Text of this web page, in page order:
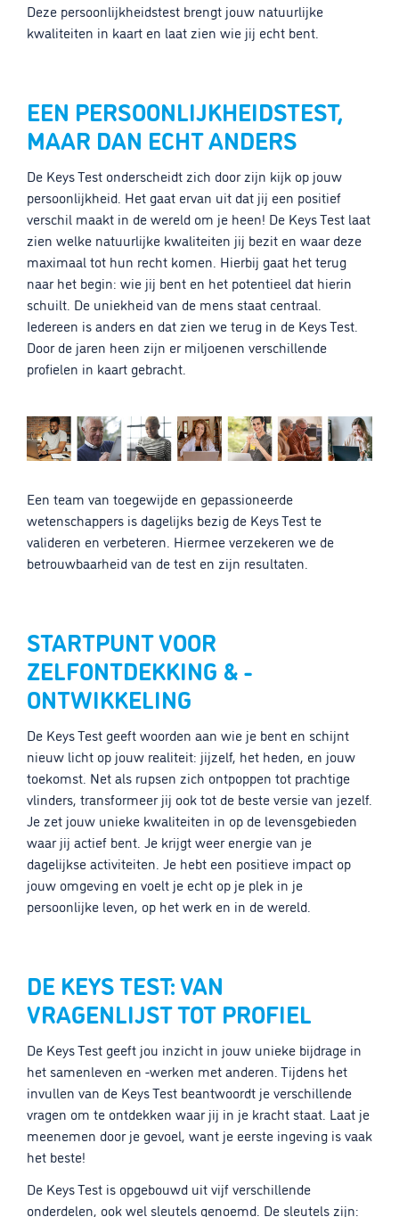
Deze persoonlijkheidstest brengt jouw natuurlijke
kwaliteiten in kaart en laat zien wie jij echt bent.
EEN PERSOONLIJKHEIDSTEST,
MAAR DAN ECHT ANDERS
De Keys Test onderscheidt zich door zijn kijk op jouw
persoonlijkheid. Het gaat ervan uit dat jij een positief
verschil maakt in de wereld om je heen! De Keys Test laat
zien welke natuurlijke kwaliteiten jij bezit en waar deze
maximaal tot hun recht komen. Hierbij gaat het terug
naar het begin: wie jij bent en het potentieel dat hierin
schuilt. De uniekheid van de mens staat centraal.
Iedereen is anders en dat zien we terug in de Keys Test.
Door de jaren heen zijn er miljoenen verschillende
profielen in kaart gebracht.
Een team van toegewijde en gepassioneerde
wetenschappers is dagelijks bezig de Keys Test te
valideren en verbeteren. Hiermee verzekeren we de
betrouwbaarheid van de test en zijn resultaten.
STARTPUNT VOOR
ZELFONTDEKKING & -
ONTWIKKELING
De Keys Test geeft woorden aan wie je bent en schijnt
nieuw licht op jouw realiteit: jijzelf, het heden, en jouw
toekomst. Net als rupsen zich ontpoppen tot prachtige
vlinders, transformeer jij ook tot de beste versie van jezelf.
Je zet jouw unieke kwaliteiten in op de levensgebieden
waar jij actief bent. Je krijgt weer energie van je
dagelijkse activiteiten. Je hebt een positieve impact op
jouw omgeving en voelt je echt op je plek in je
persoonlijke leven, op het werk en in de wereld.
DE KEYS TEST: VAN
VRAGENLIJST TOT PROFIEL
De Keys Test geeft jou inzicht in jouw unieke bijdrage in
het samenleven en -werken met anderen. Tijdens het
invullen van de Keys Test beantwoordt je verschillende
vragen om te ontdekken waar jij in je kracht staat. Laat je
meenemen door je gevoel, want je eerste ingeving is vaak
het beste!
De Keys Test is opgebouwd uit vijf verschillende
onderdelen, ook wel sleutels genoemd. De sleutels zijn: